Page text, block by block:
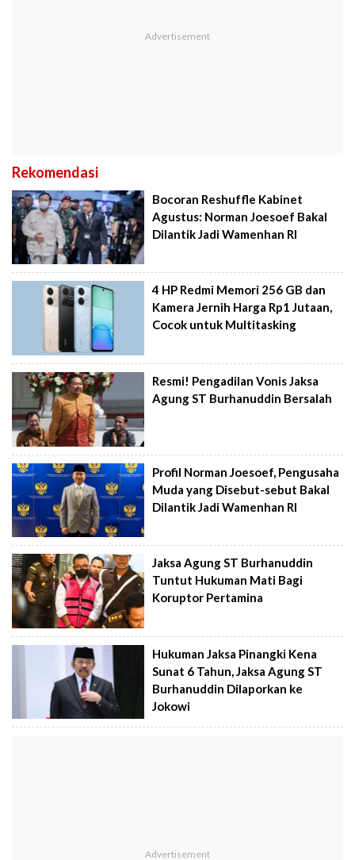
Rekomendasi
Bocoran Reshuffle Kabinet
Agustus: Norman Joesoef Bakal
Dilantik Jadi Wamenhan RI
4 HP Redmi Memori 256 GB dan
Kamera Jernih Harga Rp1 Jutaan,
Cocok untuk Multitasking
Resmi! Pengadilan Vonis Jaksa
Agung ST Burhanuddin Bersalah
Profil Norman Joesoef, Pengusaha
Muda yang Disebut-sebut Bakal
Dilantik Jadi Wamenhan RI
Jaksa Agung ST Burhanuddin
Tuntut Hukuman Mati Bagi
Koruptor Pertamina
Hukuman Jaksa Pinangki Kena
Sunat 6 Tahun, Jaksa Agung ST
Burhanuddin Dilaporkan ke
Jokowi